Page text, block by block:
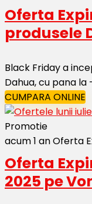
Oferta
produsele
Black Friday a
Dahua, cu pana
CUMPARA ONLINE
Promotie
acum 1 anOferta
Oferta
2025 pe